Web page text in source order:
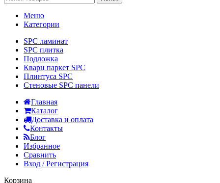
Меню
Категории
SPC ламинат
SPC плитка
Подложка
Кварц паркет SPC
Плинтуса SPC
Стеновые SPC панели
Главная
Каталог
Доставка и оплата
Контакты
Блог
Избранное
Сравнить
Вход / Регистрация
Корзина